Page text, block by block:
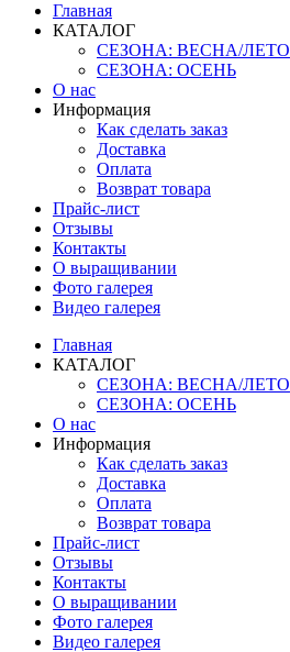
Главная
КАТАЛОГ
СЕЗОНА: ВЕСНА/ЛЕТО
СЕЗОНА: ОСЕНЬ
О нас
Информация
Как сделать заказ
Доставка
Оплата
Возврат товара
Прайс-лист
Отзывы
Контакты
О выращивании
Фото галерея
Видео галерея
Главная
КАТАЛОГ
СЕЗОНА: ВЕСНА/ЛЕТО
СЕЗОНА: ОСЕНЬ
О нас
Информация
Как сделать заказ
Доставка
Оплата
Возврат товара
Прайс-лист
Отзывы
Контакты
О выращивании
Фото галерея
Видео галерея